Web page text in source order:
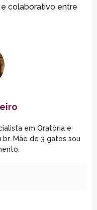
colaborativo entre
em Oratória e
Mãe de 3 gatos sou